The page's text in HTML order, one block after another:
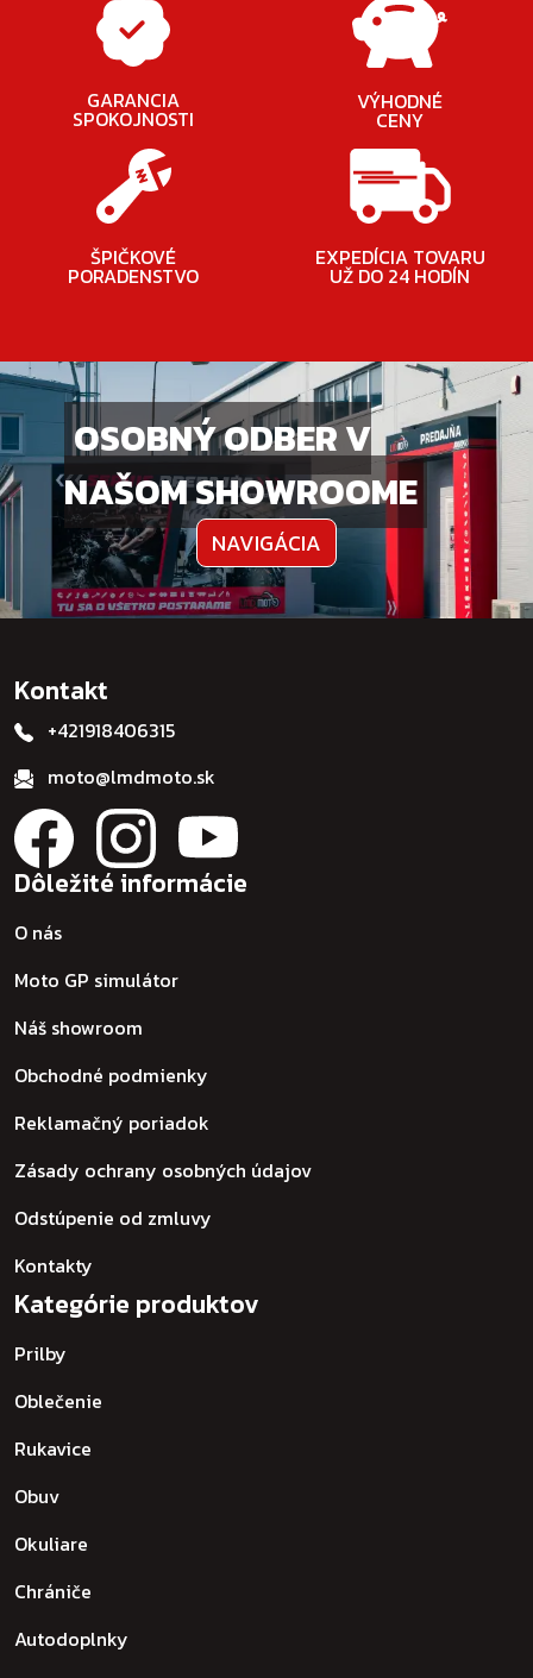
GARANCIA
SPOKOJNOSTI
VÝHODNÉ
CENY
ŠPIČKOVÉ
PORADENSTVO
EXPEDÍCIA TOVARU
UŽ DO 24 HODÍN
OSOBNÝ ODBER V
NAŠOM SHOWROOME
NAVIGÁCIA
Kontakt
+421918406315
moto@lmdmoto.sk
Dôležité informácie
O nás
Moto GP simulátor
Náš showroom
Obchodné podmienky
Reklamačný poriadok
Zásady ochrany osobných údajov
Odstúpenie od zmluvy
Kontakty
Kategórie produktov
Prilby
Oblečenie
Rukavice
Obuv
Okuliare
Chrániče
Autodoplnky